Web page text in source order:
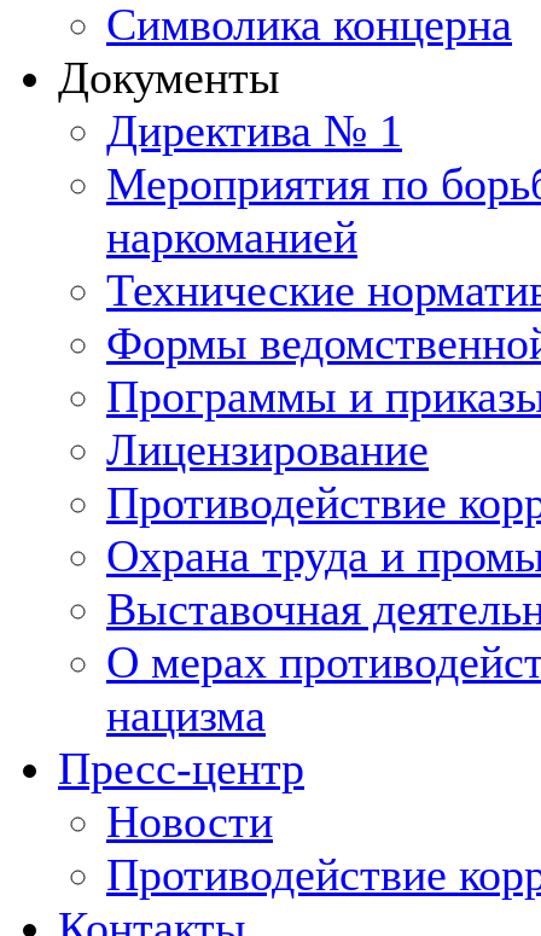
Символика концерна
Документы
Директива № 1
Мероприятия по
наркоманией
Технические
Формы
Программы и
Лицензирование
Противодействие
Охрана труда и
Выставочная
О мерах
нацизма
Пресс-центр
Новости
Противодействие